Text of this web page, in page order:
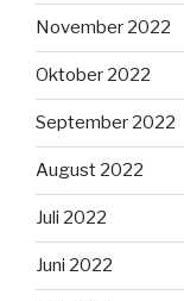
November 2022
Oktober 2022
September 2022
August 2022
Juli 2022
Juni 2022